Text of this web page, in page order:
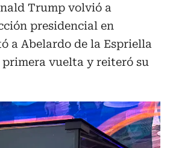
Trump volvió a
presidencial en
a Abelardo de la Espriella
vuelta y reiteró su